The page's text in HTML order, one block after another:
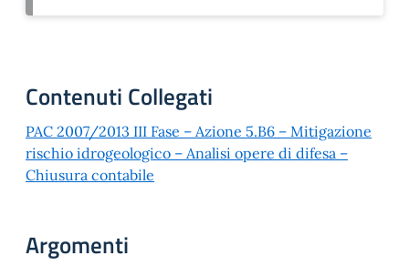
Contenuti Collegati
PAC 2007/2013 III Fase – Azione 5.B6 – Mitigazione
rischio idrogeologico – Analisi opere di difesa –
Chiusura contabile
Argomenti